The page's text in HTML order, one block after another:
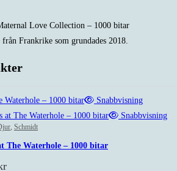
Love Collection – 1000 bitar
Frankrike som grundades 2018.
Snabbvisning
Snabbvisning
, Schmidt
The Waterhole – 1000 bitar